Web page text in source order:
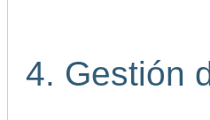
4. Gestión